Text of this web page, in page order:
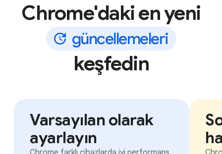
Chrome'daki en yeni
güncellemeleri
keşfedin
Varsayılan olarak
ayarlayın